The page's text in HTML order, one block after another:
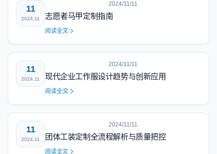
11
2024.11
2024/11/11
志愿者马甲定制指南
阅读全文
11
2024.11
2024/11/11
现代企业工作服设计趋势与创新应用
阅读全文
11
2024.11
2024/11/11
团体工装定制全流程解析与质量把控
阅读全文